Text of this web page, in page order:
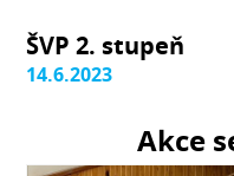
ŠVP 2. stupeň
14.6.2023
Akce